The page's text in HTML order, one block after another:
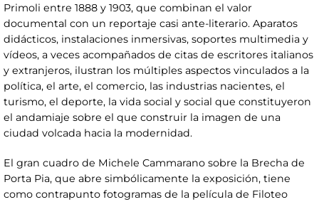
Primoli entre 1888 y 1903, que combinan el valor
documental con un reportaje casi ante-literario. Aparatos
didácticos, instalaciones inmersivas, soportes multimedia y
vídeos, a veces acompañados de citas de escritores italianos
y extranjeros, ilustran los múltiples aspectos vinculados a la
política, el arte, el comercio, las industrias nacientes, el
turismo, el deporte, la vida social y social que constituyeron
el andamiaje sobre el que construir la imagen de una
ciudad volcada hacia la modernidad.
El gran cuadro de Michele Cammarano sobre la Brecha de
Porta Pia, que abre simbólicamente la exposición, tiene
como contrapunto fotogramas de la película de Filoteo